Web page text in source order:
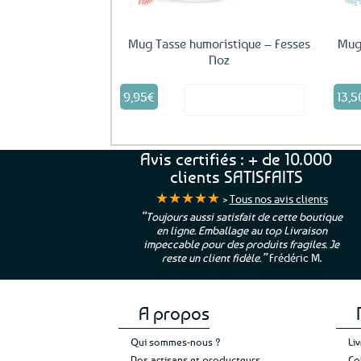
Mug Tasse humoristique – Fesses
Noz
9,95€
Avis certifiés : + de 10.000
clients SATISFAITS
★★★★★ >Tous nos avis clients
“Toujours aussi satisfait de cette boutique
en ligne. Emballage au top Livraison
impeccable pour des produits fragiles. Je
reste un client fidèle.”Frédéric M.
A propos
Qui sommes-nous ?